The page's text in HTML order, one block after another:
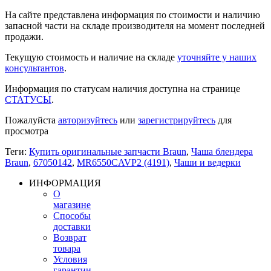
На сайте представлена информация по стоимости и наличию
запасной части на складе производителя на момент последней
продажи.
Текущую стоимость и наличие на складе уточняйте у наших
консультантов.
Информация по статусам наличия доступна на странице
СТАТУСЫ.
Пожалуйста авторизуйтесь или зарегистрируйтесь для
просмотра
Теги: Купить оригинальные запчасти Braun, Чаша блендера
Braun, 67050142, MR6550CAVP2 (4191), Чаши и ведерки
ИНФОРМАЦИЯ
О
магазине
Способы
доставки
Возврат
товара
Условия